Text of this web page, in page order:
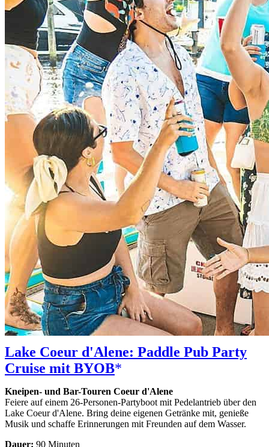
Lake Coeur d'Alene: Paddle Pub Party
Cruise mit BYOB
Kneipen- und Bar-Touren Coeur d'Alene
Feiere auf einem 26-Personen-Partyboot mit Pedelantrieb über den
Lake Coeur d'Alene. Bring deine eigenen Getränke mit, genieße
Musik und schaffe Erinnerungen mit Freunden auf dem Wasser.
Dauer: 90 Minuten